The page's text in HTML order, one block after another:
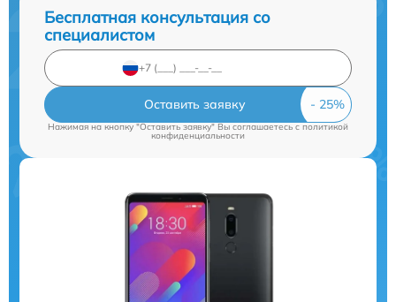
Бесплатная консультация со
специалистом
Оставить заявку
Нажимая на кнопку "Оставить заявку" Вы соглашаетесь cполитикой
конфиденциальности